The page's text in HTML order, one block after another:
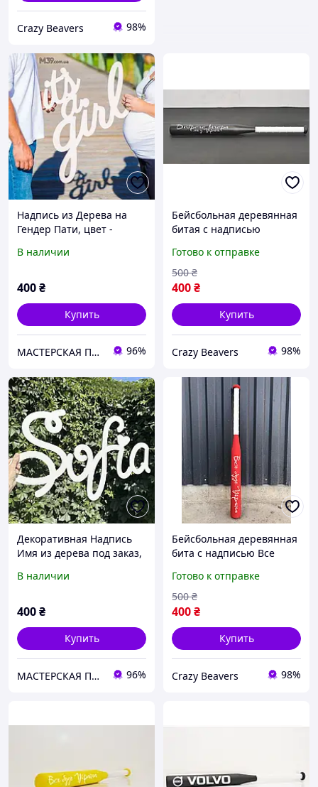
Crazy Beavers 98%
Надпись из Дерева на
Гендер Пати, цвет -
см
В наличии
400₴
Купить
МАСТЕРСКАЯ ПОДАРКОВ 96%
Бейсбольная деревянная
битая с надписью
Украины длина 75 см
Готово к отправке
400₴
500 ₴
Купить
Crazy Beavers 98%
Декоративная Надпись
Имя из дерева под заказ,
длина - 20 см
В наличии
400₴
Купить
МАСТЕРСКАЯ ПОДАРКОВ 96%
Бейсбольная деревянная
бита с надписью Все
см
Готово к отправке
400₴
500 ₴
Купить
Crazy Beavers 98%